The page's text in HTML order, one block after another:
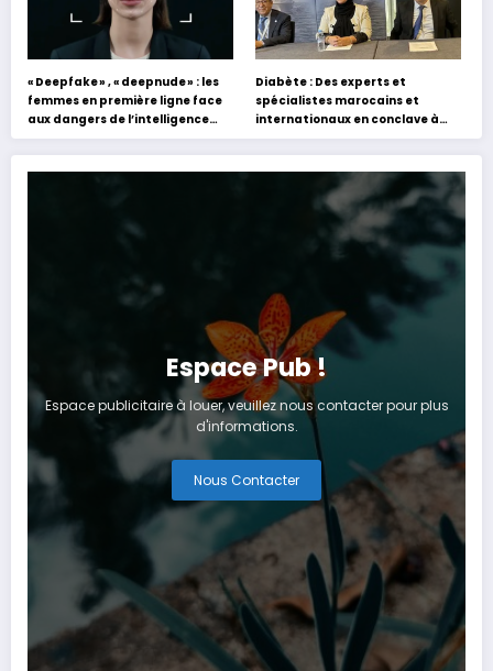
« Deepfake » , « deepnude » : les
femmes en première ligne face
aux dangers de l’intelligence
artificielle
Diabète : Des experts et
spécialistes marocains et
internationaux en conclave à
Tanger
Espace Pub !
Espace publicitaire à louer, veuillez nous contacter pour plus
d'informations.
Nous Contacter